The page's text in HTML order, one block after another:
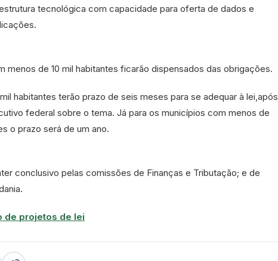
tecnológica com capacidade para oferta de dados e
menos de 10 mil habitantes ficarão dispensados das obrigações.
habitantes terão prazo de seis meses para se adequar à lei,após
federal sobre o tema. Já para os municípios com menos de
o prazo será de um ano.
conclusivo pelas comissões de Finanças e Tributação; e de
de projetos de lei